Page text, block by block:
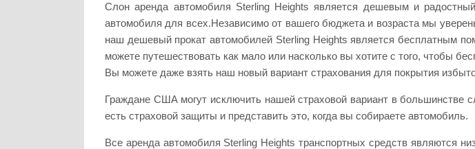
Слон аренда автомобиля Sterling Heights является дешевым и
автомобиля для всех.Независимо от вашего бюджета и возраста мы
наш дешевый прокат автомобилей Sterling Heights является бесплатным
можете путешествовать как мало или насколько вы хотите с того, чтобы
Вы можете даже взять наш новый вариант страхования для покрытия
Граждане США могут исключить нашей страховой вариант в
есть страховой защиты и представить это, когда вы собираете автомобиль.
Все аренда автомобиля Sterling Heights транспортных средств являются